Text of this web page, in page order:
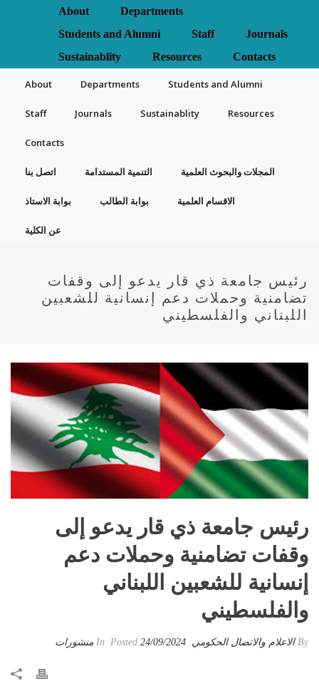
About
Departments
Students and Alumni
Staff
Journals
Sustainablity
Resources Contacts
About Departments Students and Alumni
Staff Journals Sustainablity Resources
Contacts
اتصل بنا التنمية المستدامة المجلات والبحوث العلمية
بوابة الاستاذ بوابة الطالب الاقسام العلمية
عن الكلية
رئيس جامعة ذي قار يدعو إلى وقفات
تضامنية وحملات دعم إنسانية للشعبين
اللبناني والفلسطيني
رئيس جامعة ذي قار يدعو إلى
وقفات تضامنية وحملات دعم
إنسانية للشعبين اللبناني
والفلسطيني
By الاعلام والاتصال الحكومي 24/09/2024 منشورات